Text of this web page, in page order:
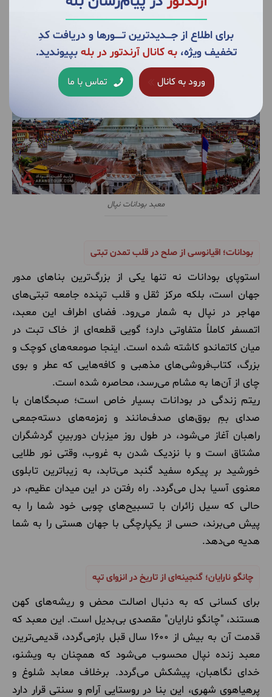
برای اطلاع از جــــدیدترین تــــــورها و دریافت کدِ
تخفیف ویژه،به کانال آرندتور در بله بپیوندید.
ورود به کانال تماس با ما
دقیقاً همان چیزی است که مسافرانتور نپال آرند تور
به عنوان «لحظه کشف شهود» یاد می‌کنند.
معبد بودانات نپال
بودانات؛ اقیانوسی از صلح در قلب تمدن تبتی
استوپای بودانات نه تنها یکی از بزرگ‌ترین بناهای مدور
جهان است، بلکه مرکز ثقل و قلب تپنده جامعه تبتی‌های
مهاجر در نپال به شمار می‌رود. فضای اطراف این معبد،
اتمسفر کاملاً متفاوتی دارد؛ گویی قطعه‌ای از خاک تبت در
میان کاتماندو کاشته شده است. اینجا صومعه‌های کوچک و
بزرگ، کتاب‌فروشی‌های مذهبی و کافه‌هایی که عطر و بوی
چای از آن‌ها به مشام می‌رسد، محاصره شده است.
ریتم زندگی در بودانات بسیار خاص است؛ صبحگاهان با
صدای بمِ بوق‌های صدف‌مانند و زمزمه‌های دسته‌جمعی
راهبان آغاز می‌شود، در طول روز میزبان دوربینِ گردشگران
مشتاق است و با نزدیک شدن به غروب، وقتی نور طلایی
خورشید بر پیکره سفید گنبد می‌تابد، به زیباترین تابلوی
معنوی آسیا بدل می‌گردد. راه رفتن در این میدان عظیم، در
حالی که سیل زائران با تسبیح‌های چوبی خود شما را به
پیش می‌برند، حسی از یکپارچگی با جهان هستی را به شما
هدیه می‌دهد.
چانگو نارایان؛ گنجینه‌ای از تاریخ در انزوای تپه
برای کسانی که به دنبال اصالت محض و ریشه‌های کهن
هستند، "چانگو نارایان" مقصدی بی‌بدیل است. این معبد که
قدمت آن به بیش از ۱۶۰۰ سال قبل بازمی‌گردد، قدیمی‌ترین
معبد زنده نپال محسوب می‌شود که همچنان به ویشنو،
خدای نگاهبان، پیشکش می‌گردد. برخلاف معابد شلوغ و
پرهیاهوی شهری، این بنا در روستایی آرام و سنتی قرار دارد